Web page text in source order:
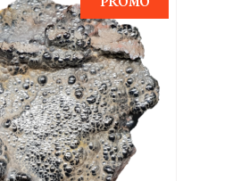
AU PANIER